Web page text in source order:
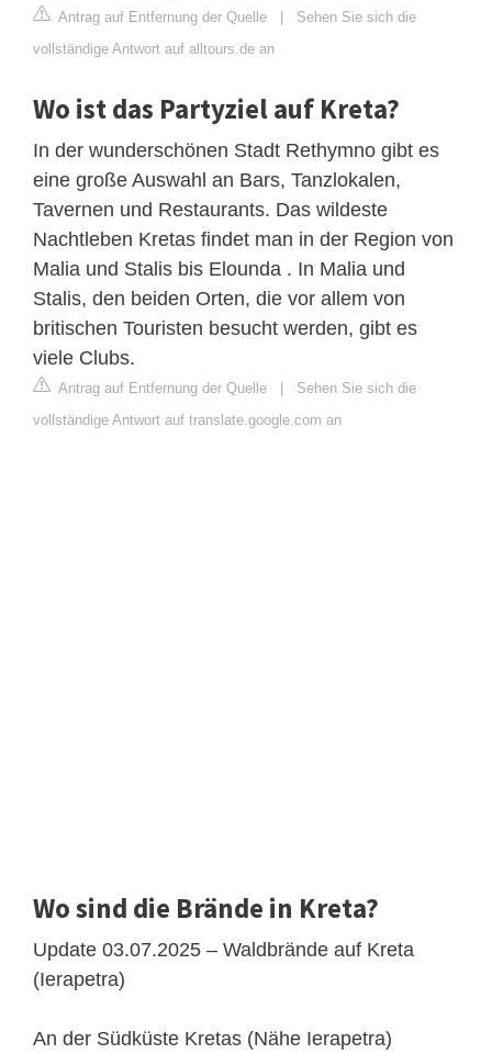
Antrag auf Entfernung der Quelle
Sehen Sie sich die
vollständige Antwort auf alltours.de an
Wo ist das Partyziel auf Kreta?
In der wunderschönen Stadt Rethymno gibt es
eine große Auswahl an Bars, Tanzlokalen,
Tavernen und Restaurants. Das wildeste
Nachtleben Kretas findet man in der Region von
Malia und Stalis bis Elounda . In Malia und
Stalis, den beiden Orten, die vor allem von
britischen Touristen besucht werden, gibt es
viele Clubs.
Antrag auf Entfernung der Quelle
Sehen Sie sich die
vollständige Antwort auf translate.google.com an
Wo sind die Brände in Kreta?
Update 03.07.2025 – Waldbrände auf Kreta
(Ierapetra)
An der Südküste Kretas (Nähe Ierapetra)